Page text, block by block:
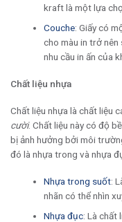
kraft là một lựa
Couche: Giấy có
cho màu in trở nên
nhu cầu in ấn của
Chất liệu nhựa
Chất liệu nhựa là chất liệu
cười. Chất liệu này có độ
bị ảnh hưởng bởi môi
đó là nhựa trong và nhựa
Nhựa trong suốt:
nhãn có thể nhìn
Nhựa đục: Là chất